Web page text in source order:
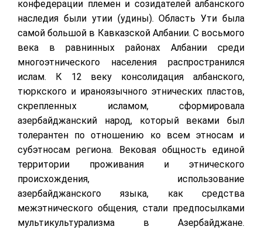
конфедерации племен и созидателей албанского
наследия были утии (удины). Область Ути была
самой большой в Кавказской Албании. С восьмого
века в равнинных районах Албании среди
многоэтнического населения распространился
ислам. К 12 веку консолидация албанского,
тюркского и ираноязычного этнических пластов,
скрепленных исламом, сформировала
азербайджанский народ, который веками был
толерантен по отношению ко всем этносам и
субэтносам региона. Вековая общность единой
территории проживания и этнического
происхождения, использование
азербайджанского языка, как средства
межэтнического общения, стали предпосылками
мультикультурализма в Азербайджане.